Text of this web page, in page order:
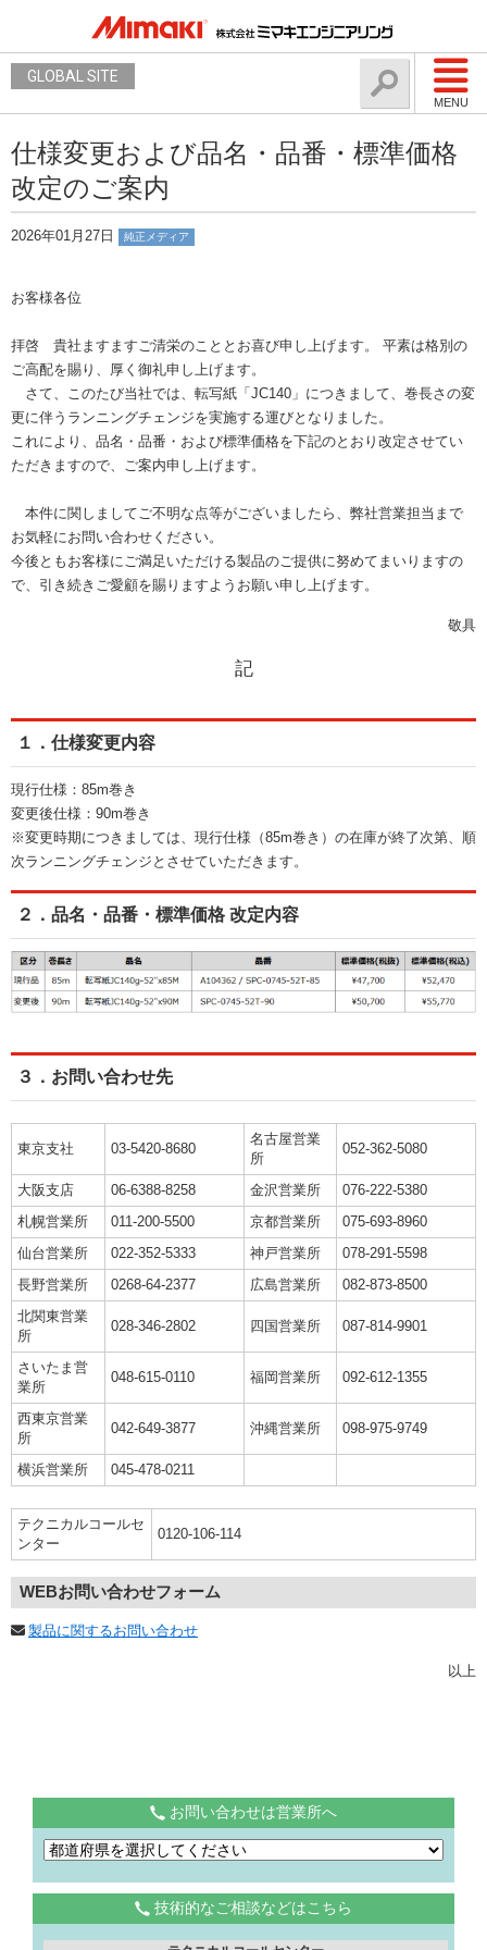
MENU
GLOBAL SITE
仕様変更および品名・品番・標準価格
改定のご案内
2026年01月27日 純正メディア
お客様各位
拝啓 貴社ますますご清栄のこととお喜び申し上げます。 平素は格別の
ご高配を賜り、厚く御礼申し上げます。
さて、このたび当社では、転写紙「JC140」につきまして、巻長さの変
更に伴うランニングチェンジを実施する運びとなりました。
これにより、品名・品番・および標準価格を下記のとおり改定させてい
ただきますので、ご案内申し上げます。
本件に関しましてご不明な点等がございましたら、弊社営業担当まで
お気軽にお問い合わせください。
今後ともお客様にご満足いただける製品のご提供に努めてまいりますの
で、引き続きご愛顧を賜りますようお願い申し上げます。
敬具
記
１．仕様変更内容
現行仕様：85m巻き
変更後仕様：90m巻き
※変更時期につきましては、現行仕様（85m巻き）の在庫が終了次第、順
次ランニングチェンジとさせていただきます。
２．品名・品番・標準価格 改定内容
３．お問い合わせ先
東京支社 03-5420-8680
名古屋営業
所
052-362-5080
大阪支店 06-6388-8258 金沢営業所
076-222-5380
札幌営業所
011-200-5500 京都営業所
075-693-8960
仙台営業所
022-352-5333 神戸営業所
078-291-5598
長野営業所
0268-64-2377 広島営業所
082-873-8500
北関東営業
所
028-346-2802 四国営業所 087-814-9901
さいたま営
業所
048-615-0110 福岡営業所 092-612-1355
西東京営業
所
042-649-3877 沖縄営業所 098-975-9749
横浜営業所 045-478-0211
テクニカルコールセ
ンター
0120-106-114
WEBお問い合わせフォーム
製品に関するお問い合わせ
以上
お問い合わせは営業所へ
技術的なご相談などはこちら